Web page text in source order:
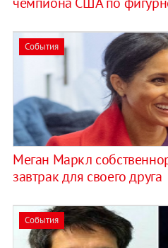
События
Меган Маркл
завтрак для своего друга
События